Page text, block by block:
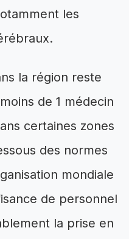
les
la région reste
de 1 médecin
certaines zones
des normes
mondiale
de personnel
la prise en